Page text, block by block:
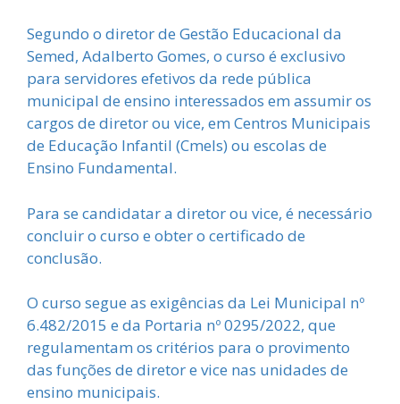
Segundo o diretor de Gestão Educacional da
Semed, Adalberto Gomes, o curso é exclusivo
para servidores efetivos da rede pública
municipal de ensino interessados em assumir os
cargos de diretor ou vice, em Centros Municipais
de Educação Infantil (CmeIs) ou escolas de
Ensino Fundamental.
Para se candidatar a diretor ou vice, é necessário
concluir o curso e obter o certificado de
conclusão.
O curso segue as exigências da Lei Municipal nº
6.482/2015 e da Portaria nº 0295/2022, que
regulamentam os critérios para o provimento
das funções de diretor e vice nas unidades de
ensino municipais.